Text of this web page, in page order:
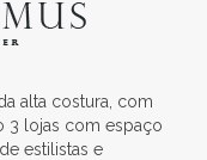
alta costura, com
3 lojas com espaço
estilistas e